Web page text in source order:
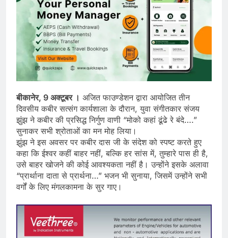
बीकानेर, 9 अक्टूबर । अजित फाउण्डेशन द्वारा आयोजित तीन
दिवसीय कबीर सत्संग कार्यशाला के दौरान, युवा संगीतकार संजय
झुंझ ने कबीर की प्रसिद्ध निर्गुण वाणी “मोको कहां ढूंढे रे बंदे….”
सुनाकर सभी श्रोताओं का मन मोह लिया।
झुंझ ने इस अवसर पर कबीर दास जी के संदेश को स्पष्ट करते हुए
कहा कि ईश्वर कहीं बाहर नहीं, बल्कि हर सांस में, तुम्हारे पास ही है,
उसे बाहर खोजने की कोई आवश्यकता नहीं है। उन्होंने इसके अलावा
“प्रार्थाना दाता से प्रार्थना…” भजन भी सुनाया, जिसमें उन्होंने सभी
वर्गों के लिए मंगलकामना के सुर गाए।